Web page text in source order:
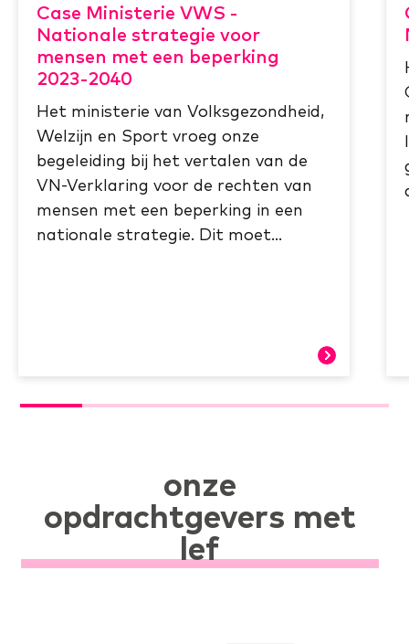
Case Ministerie VWS -
Nationale strategie voor
mensen met een beperking
2023-2040
Het ministerie van Volksgezondheid,
Welzijn en Sport vroeg onze
begeleiding bij het vertalen van de
VN-Verklaring voor de rechten van
mensen met een beperking in een
nationale strategie. Dit moet...
onze
opdrachtgevers met
lef